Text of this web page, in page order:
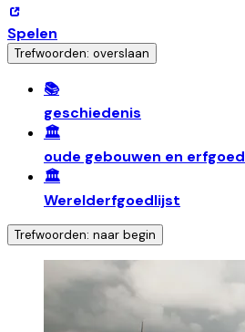
Spelen
Trefwoorden: overslaan
📚
geschiedenis
🏛️
oude gebouwen en erfgoed
🏛️
Werelderfgoedlijst
Trefwoorden: naar begin